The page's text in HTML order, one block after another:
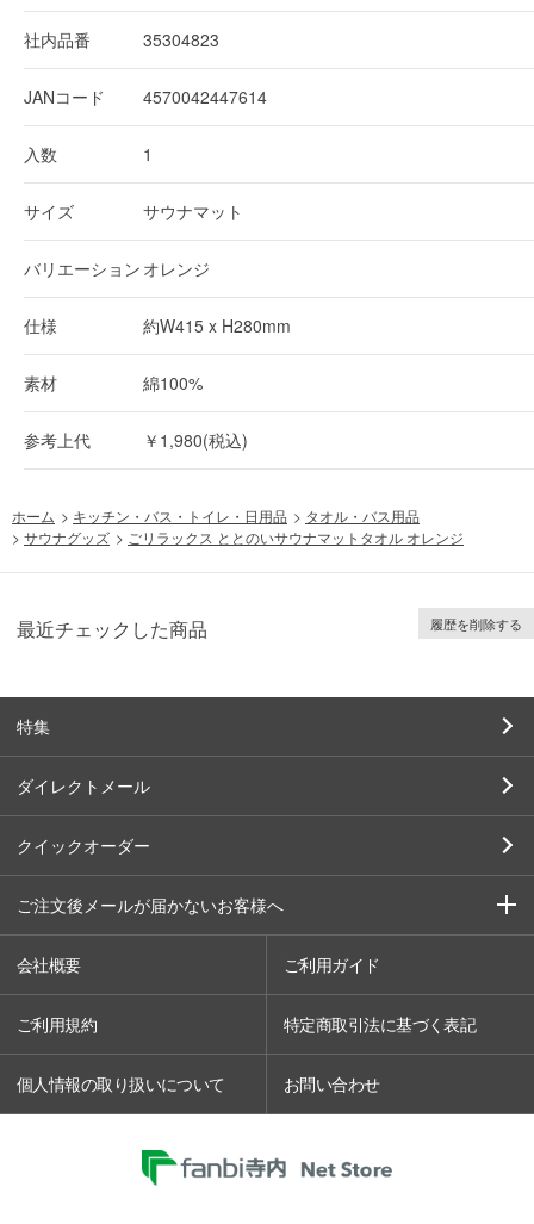
社内品番 35304823
JANコード 4570042447614
入数 1
サイズ サウナマット
バリエーション オレンジ
仕様 約W415 x H280mm
素材 綿100%
参考上代 ￥1,980(税込)
ホーム > キッチン・バス・トイレ・日用品 > タオル・バス用品
> サウナグッズ > ごリラックス ととのいサウナマットタオル オレンジ
最近チェックした商品 履歴を削除する
特集
ダイレクトメール
クイックオーダー
ご注文後メールが届かないお客様へ
会社概要 ご利用ガイド
ご利用規約 特定商取引法に基づく表記
個人情報の取り扱いについて お問い合わせ